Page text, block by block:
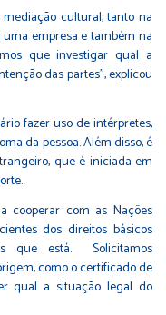
cultural, tanto na
empresa e também na
que investigar qual a
das partes”, explicou
fazer uso de intérpretes,
da pessoa. Além disso, é
que é iniciada em
cooperar com as Nações
dos direitos básicos
que está. Solicitamos
como o certificado de
qual a situação legal do